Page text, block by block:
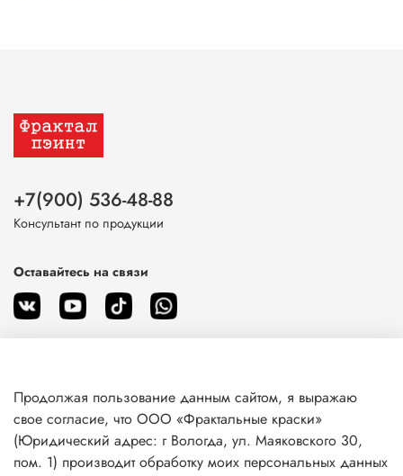
О магазине
Клиентам
+7(900) 536-48-88
Консультант по продукции
Оставайтесь на связи
Продолжая пользование данным сайтом, я выражаю
свое согласие, что ООО «Фрактальные краски»
(Юридический адрес: г Вологда, ул. Маяковского 30,
пом. 1) производит обработку моих персональных данных